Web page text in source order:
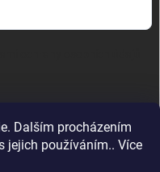
Dalším procházením
jejich používáním.. Více